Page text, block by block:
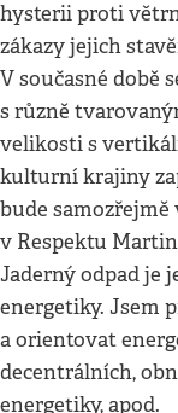
hysterii proti
zákazy jejich
V současné době
s různě
velikosti s
kulturní krajiny
bude
v Respektu
Jaderný odpad je
energetiky. Jsem
a orientovat
decentrálních,
energetiky, apod.